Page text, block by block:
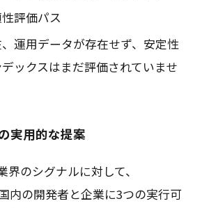
評価パス
運用データが存在せず、安定性
ックスはまだ評価されていませ
実用的な提案
界のシグナルに対して、
内の開発者と企業に3つの実行可